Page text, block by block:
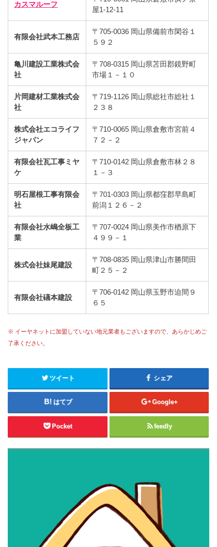
カスマルーフ
屋1-12-11
有限会社武本工務店
〒705-0036 岡山県備前市閑谷１
５９２
亀川建設工業株式会
社
〒708-0315 岡山県苫田郡鏡野町
市場１－１０
片岡建材工業株式会
社
〒719-1126 岡山県総社市総社１
２３８
株式会社エコライフ
ジャパン
〒710-0065 岡山県倉敷市宮前４
７２－２
有限会社瓦工事ミヤ
ケ
〒710-0142 岡山県倉敷市林２８
１－３
明石屋根工事有限会
社
〒701-0303 岡山県都窪郡早島町
前潟１２６－２
有限会社水嶋全板工
業
〒707-0024 岡山県美作市楢原下
４９９－１
株式会社妹尾建設
〒708-0835 岡山県津山市勝間田
町２５－２
有限会社礒本建設
〒706-0142 岡山県玉野市迫間９
６５
※ イーヤネットに加盟していない地元業者もございますので、あらかじめご
了承ください。
ツイート シェア
はてブ Google+
Pocket feedly